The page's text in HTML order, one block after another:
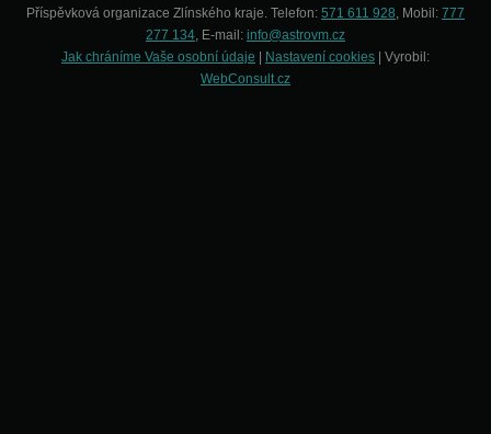
Příspěvková organizace Zlínského kraje. Telefon: 571 611 928, Mobil: 777
277 134, E-mail: info@astrovm.cz
Jak chráníme Vaše osobní údaje
Nastavení cookies | Vyrobil:
WebConsult.cz